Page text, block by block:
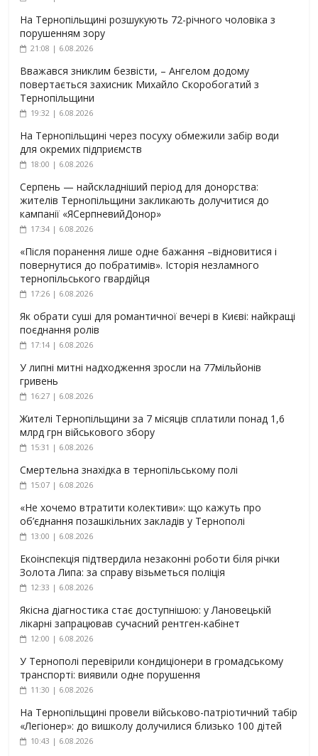
На Тернопільщині розшукують 72-річного чоловіка з
порушенням зору
21:08 | 6.08.2026
Вважався зниклим безвісти, – Ангелом додому
повертається захисник Михайло Скоробогатий з
Тернопільщини
19:32 | 6.08.2026
На Тернопільщині через посуху обмежили забір води
для окремих підприємств
18:00 | 6.08.2026
Серпень — найскладніший період для донорства:
жителів Тернопільщини закликають долучитися до
кампанії «ЯСерпневийДонор»
17:34 | 6.08.2026
«Після поранення лише одне бажання –відновитися і
повернутися до побратимів». Історія незламного
тернопільського гвардійця
17:26 | 6.08.2026
Як обрати суші для романтичної вечері в Києві: найкращі
поєднання ролів
17:14 | 6.08.2026
У липні митні надходження зросли на 77мільйонів
гривень
16:27 | 6.08.2026
Жителі Тернопільщини за 7 місяців сплатили понад 1,6
млрд грн військового збору
15:31 | 6.08.2026
Смертельна знахідка в тернопільському полі
15:07 | 6.08.2026
«Не хочемо втратити колективи»: що кажуть про
об’єднання позашкільних закладів у Тернополі
13:00 | 6.08.2026
Екоінспекція підтвердила незаконні роботи біля річки
Золота Липа: за справу візьметься поліція
12:33 | 6.08.2026
Якісна діагностика стає доступнішою: у Лановецькій
лікарні запрацював сучасний рентген-кабінет
12:00 | 6.08.2026
У Тернополі перевірили кондиціонери в громадському
транспорті: виявили одне порушення
11:30 | 6.08.2026
На Тернопільщині провели військово-патріотичний табір
«Легіонер»: до вишколу долучилися близько 100 дітей
10:43 | 6.08.2026